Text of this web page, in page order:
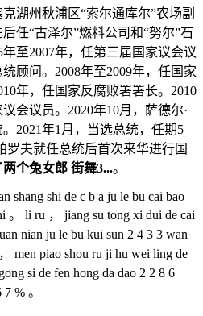
湖州秋浦区“索尔通库尔”农场副
任“古泽尔”燃料公司和“努尔”石
至2007年，任第三届国家议会议
顾问。2008年至2009年，任国家
年，任国家反腐败署署长。2010
会议员。2020年10月，萨德尔·
2021年1月，当选总统，任期5
罗夫就任总统后首次来华进行国
两个兔女郎 街舞3...。
shi de c b a ju le bu cai bao
。 li ru ， jiang su tong xi dui de cai
nian ju le bu kui sun 2 4 3 3 wan
men piao shou ru ji hu wei ling de
si de fen hong da dao 2 2 8 6
% 。